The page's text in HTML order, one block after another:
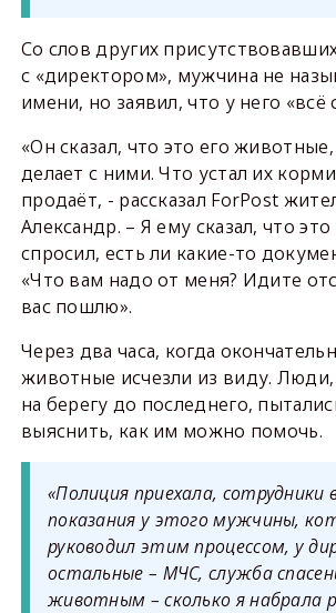
Со слов других
с «директором», мужчина не
имени, но заявил, что у него «всё
«Он сказал, что это его
делает с ними. Что устал их
продаёт, - рассказал ForPost
Александр. – Я ему сказал, что
спросил, есть ли какие-то
«Что вам надо от меня? Идите
вас пошлю».
Через два часа, когда
животные исчезли из виду.
на берегу до последнего,
выяснить, как им можно помочь.
«Полиция приехала, сотрудники
показания у этого мужчины,
руководил этим процессом, у
остальные – МЧС, служба
животным – сколько я набрала